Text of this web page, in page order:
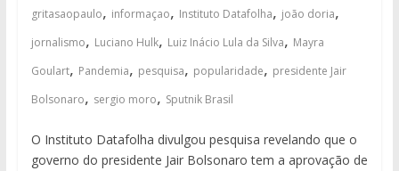
gritasaopaulo, informaçao, Instituto Datafolha, joão doria,
jornalismo, Luciano Hulk, Luiz Inácio Lula da Silva, Mayra
Goulart, Pandemia, pesquisa, popularidade, presidente Jair
Bolsonaro, sergio moro, Sputnik Brasil
O Instituto Datafolha divulgou pesquisa revelando que o
governo do presidente Jair Bolsonaro tem a aprovação de